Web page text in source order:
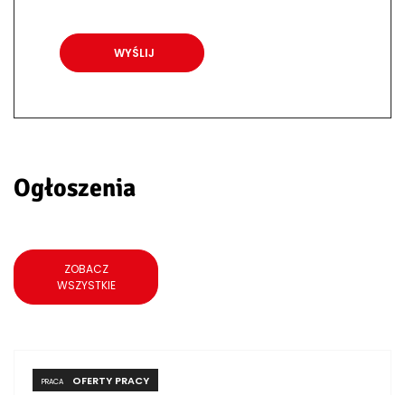
Ogłoszenia
ZOBACZ
WSZYSTKIE
PRACA OFERTY PRACY